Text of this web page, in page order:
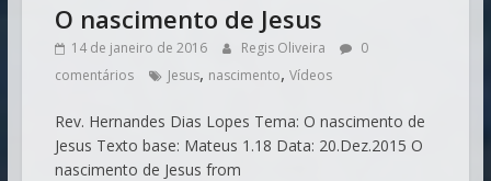
O nascimento de Jesus
14 de janeiro de 2016 Regis Oliveira
0
comentários
Jesus, nascimento, Vídeos
Rev. Hernandes Dias Lopes Tema: O nascimento de
Jesus Texto base: Mateus 1.18 Data: 20.Dez.2015 O
nascimento de Jesus from